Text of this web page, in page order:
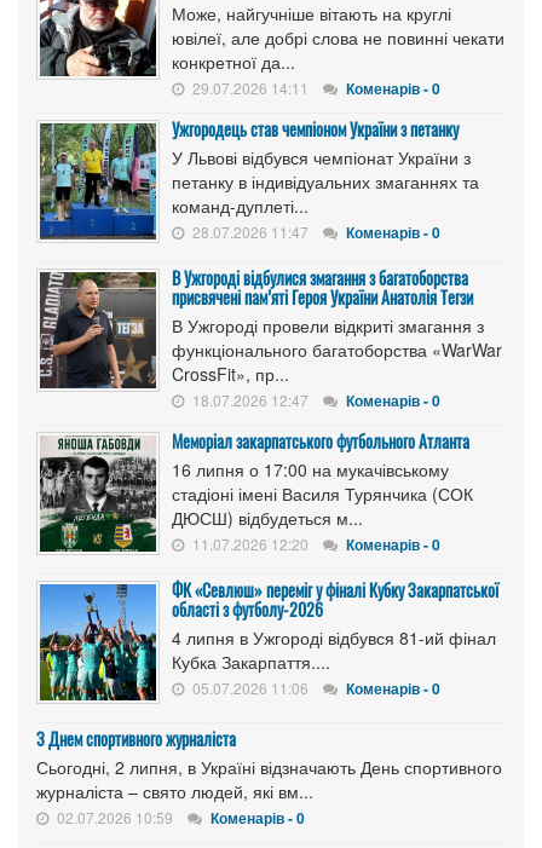
Може, найгучніше вітають на круглі
ювілеї, але добрі слова не повинні чекати
конкретної да...
29.07.2026 14:11 Коменарів - 0
Ужгородець став чемпіоном України з петанку
У Львові відбувся чемпіонат України з
петанку в індивідуальних змаганнях та
команд-дуплеті...
28.07.2026 11:47 Коменарів - 0
В Ужгороді відбулися змагання з багатоборства
присвячені пам’яті Героя України Анатолія Тегзи
В Ужгороді провели відкриті змагання з
функціонального багатоборства «WarWar
CrossFit», пр...
18.07.2026 12:47 Коменарів - 0
Меморіал закарпатського футбольного Атланта
16 липня о 17:00 на мукачівському
стадіоні імені Василя Турянчика (СОК
ДЮСШ) відбудеться м...
11.07.2026 12:20 Коменарів - 0
ФК «Севлюш» переміг у фіналі Кубку Закарпатської
області з футболу-2026
4 липня в Ужгороді відбувся 81-ий фінал
Кубка Закарпаття....
05.07.2026 11:06 Коменарів - 0
З Днем спортивного журналіста
Сьогодні, 2 липня, в Україні відзначають День спортивного
журналіста – свято людей, які вм...
02.07.2026 10:59 Коменарів - 0